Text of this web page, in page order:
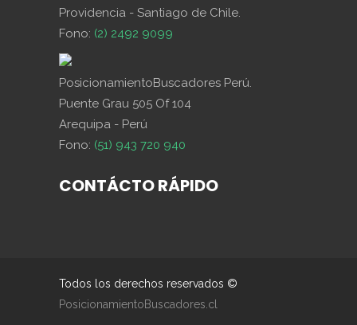
Providencia - Santiago de Chile.
Fono: (2) 2492 9099
PosicionamientoBuscadores Perú.
Puente Grau 505 Of 104
Arequipa - Perú
Fono: (51) 943 720 940
CONTÁCTO RÁPIDO
Todos los derechos reservados ©
PosicionamientoBuscadores.cl